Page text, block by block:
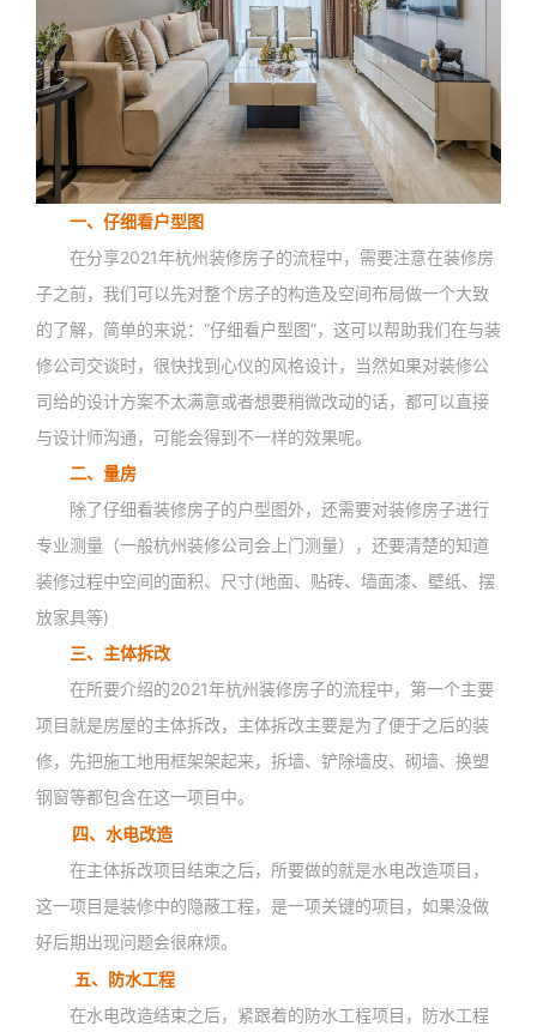
一、仔细看户型图
在分享2021年杭州装修房子的流程中，需要注意在装修房
子之前，我们可以先对整个房子的构造及空间布局做一个大致
的了解，简单的来说：“仔细看户型图”，这可以帮助我们在与装
修公司交谈时，很快找到心仪的风格设计，当然如果对装修公
司给的设计方案不太满意或者想要稍微改动的话，都可以直接
与设计师沟通，可能会得到不一样的效果呢。
二、量房
除了仔细看装修房子的户型图外，还需要对装修房子进行
专业测量（一般杭州装修公司会上门测量），还要清楚的知道
装修过程中空间的面积、尺寸(地面、贴砖、墙面漆、壁纸、摆
放家具等)
三、主体拆改
在所要介绍的2021年杭州装修房子的流程中，第一个主要
项目就是房屋的主体拆改，主体拆改主要是为了便于之后的装
修，先把施工地用框架架起来，拆墙、铲除墙皮、砌墙、换塑
钢窗等都包含在这一项目中。
四、水电改造
在主体拆改项目结束之后，所要做的就是水电改造项目，
这一项目是装修中的隐蔽工程，是一项关键的项目，如果没做
好后期出现问题会很麻烦。
五、防水工程
在水电改造结束之后，紧跟着的防水工程项目，防水工程